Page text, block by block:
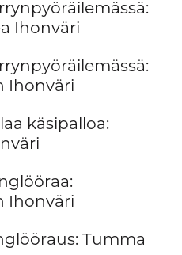
Ihonväri
Ihonväri
käsipalloa:
Ihonväri
Tumma